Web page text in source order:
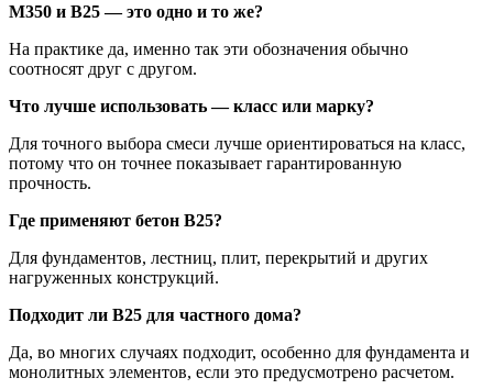
М350 и В25 — это одно и то же?
На практике да, именно так эти обозначения обычно
соотносят друг с другом.
Что лучше использовать — класс или марку?
Для точного выбора смеси лучше ориентироваться на класс,
потому что он точнее показывает гарантированную
прочность.
Где применяют бетон В25?
Для фундаментов, лестниц, плит, перекрытий и других
нагруженных конструкций.
Подходит ли В25 для частного дома?
Да, во многих случаях подходит, особенно для фундамента и
монолитных элементов, если это предусмотрено расчетом.